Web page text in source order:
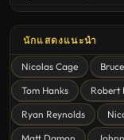
ดูหนังสยองขวัญ
ดูหนังโรแมนติก
หนังชีวิต
ดูหนังแฟนตาซี
นักแสดงแนะนำ
Nicolas Cage
Tom Hanks
Robert
Ryan Reynolds